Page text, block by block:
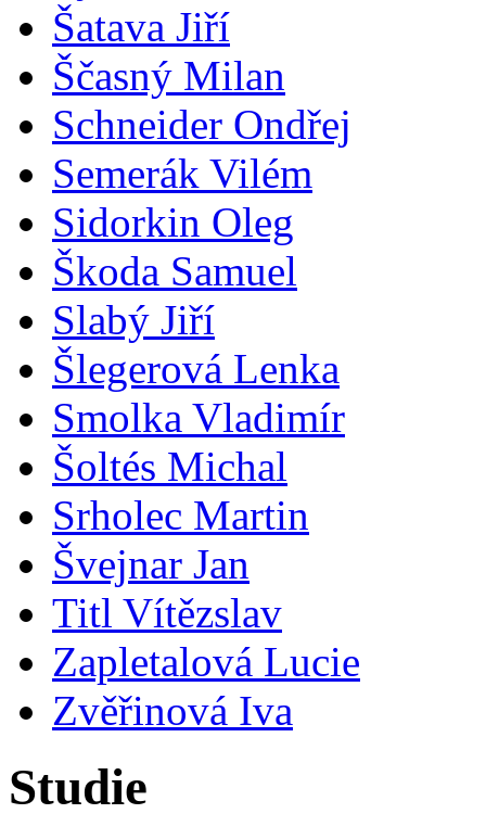
Šatava Jiří
Ščasný Milan
Schneider Ondřej
Semerák Vilém
Sidorkin Oleg
Škoda Samuel
Slabý Jiří
Šlegerová Lenka
Smolka Vladimír
Šoltés Michal
Srholec Martin
Švejnar Jan
Titl Vítězslav
Zapletalová Lucie
Zvěřinová Iva
Studie